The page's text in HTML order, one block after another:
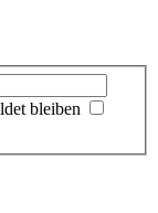
bleiben